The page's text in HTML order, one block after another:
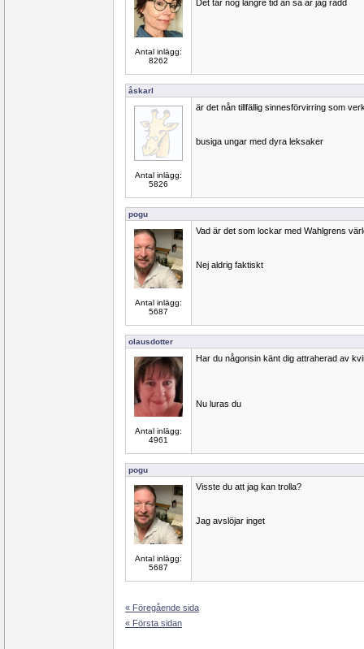
Antal inlägg:
8262
Det tar nog längre tid än så är jag rädd
åskarl
Antal inlägg:
5826
är det nån tillfällig sinnesförvirring som
busiga ungar med dyra leksaker
pogu
Antal inlägg:
5687
Vad är det som lockar med Wahlgrens
Nej aldrig faktiskt
olausdotter
Antal inlägg:
4961
Har du någonsin känt dig attraherad av
Nu luras du
pogu
Antal inlägg:
5687
Visste du att jag kan trolla?
Jag avslöjar inget
« Föregående sida
« Första sidan